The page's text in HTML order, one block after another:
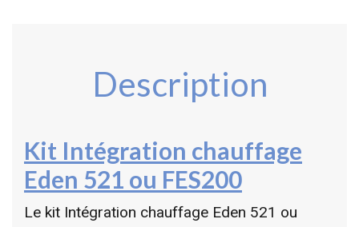
Description
Kit Intégration chauffage
Eden 521 ou FES200
Le kit Intégration chauffage Eden 521 ou